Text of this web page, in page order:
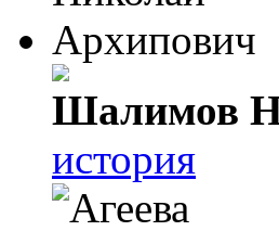
Шалимов
история